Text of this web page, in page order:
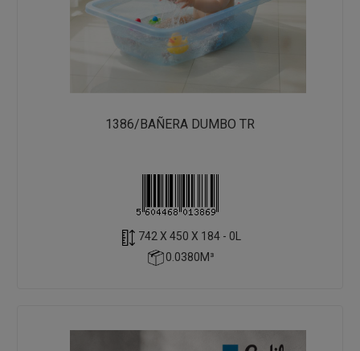
1386/BAÑERA DUMBO TR
742 X 450 X 184 - 0L
0.0380M³